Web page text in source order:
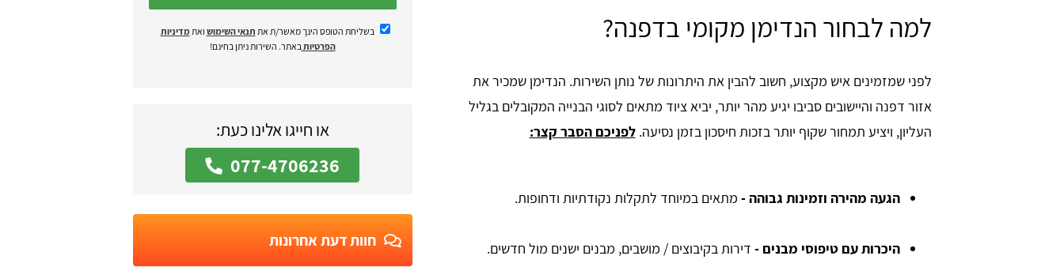
למה לבחור הנדימן מקומי בדפנה?
לפני שמזמינים איש מקצוע, חשוב להבין את היתרונות של נותן השירות. הנדימן שמכיר את
אזור דפנה והיישובים סביבו יגיע מהר יותר, יביא ציוד מתאים לסוגי הבנייה המקובלים בגליל
העליון, ויציע תמחור שקוף יותר בזכות חיסכון בזמן נסיעה.לפניכם הסבר קצר:
הגעה מהירה וזמינות גבוהה- מתאים במיוחד לתקלות נקודתיות ודחופות.
היכרות עם טיפוסי מבנים - דירות בקיבוצים / מושבים, מבנים ישנים מול חדשים.
בשליחת הטופס הינך מאשר/ת את תנאי השימוש ואתמדיניות
הפרטיותבאתר. השירות ניתן בחינם!
או חייגו אלינו כעת:
077-4706236
חוות דעת אחרונות